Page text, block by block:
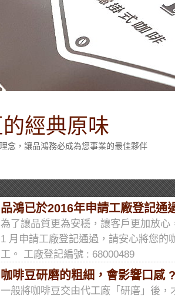
引進最精密的包裝機械設備，及日本
品鴻已於2016年申請工廠登記通
為了讓品質更為安穩，讓客戶更加放心
1 月申請工廠登記通過，請安心將您的
工。 工廠登記編號 : 68000489
咖啡豆研磨的粗細，會影響口感 ?
一般將咖啡豆交由代工廠「研磨」後，